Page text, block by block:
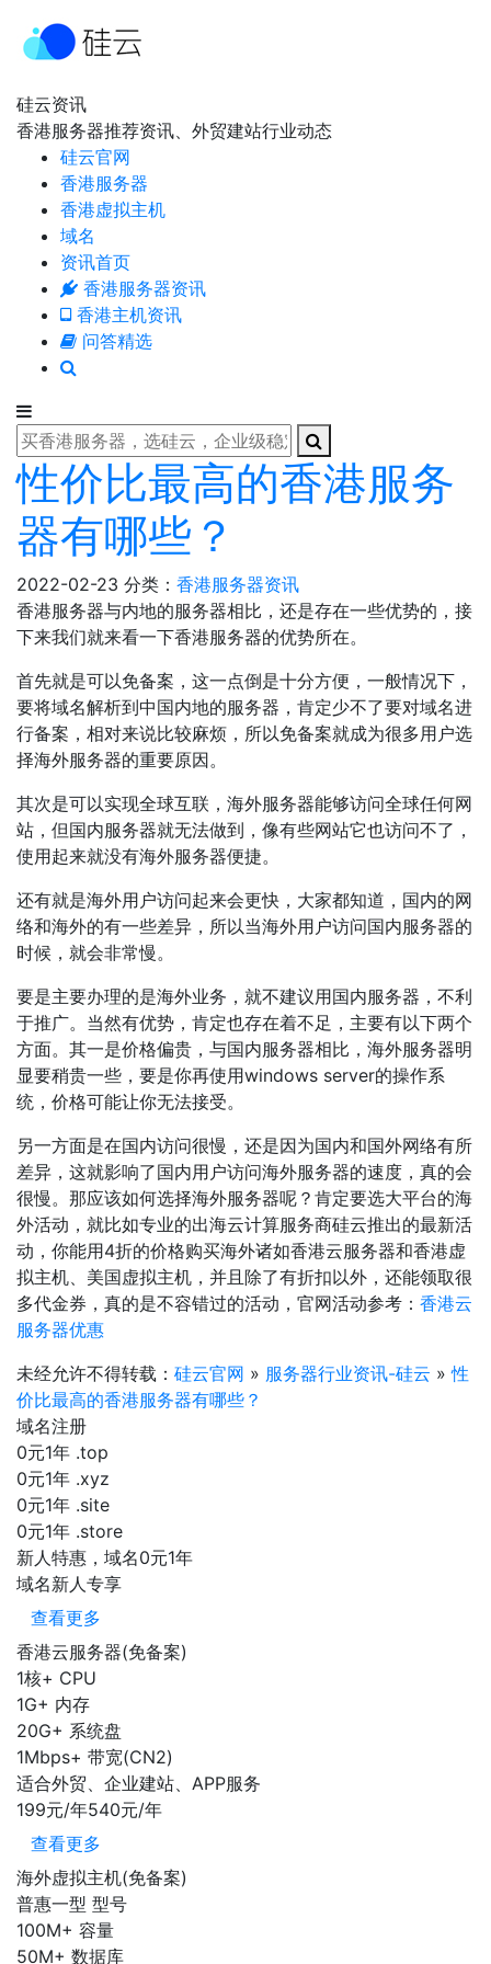
硅云资讯
香港服务器推荐资讯、外贸建站行业动态
硅云官网
香港服务器
香港虚拟主机
域名
资讯首页
香港服务器资讯
香港主机资讯
问答精选
性价比最高的香港服务
器有哪些？
2022-02-23 分类： 香港服务器资讯
香港服务器与内地的服务器相比，还是存在一些优势的，接
下来我们就来看一下香港服务器的优势所在。
首先就是可以免备案，这一点倒是十分方便，一般情况下，
要将域名解析到中国内地的服务器，肯定少不了要对域名进
行备案，相对来说比较麻烦，所以免备案就成为很多用户选
择海外服务器的重要原因。
其次是可以实现全球互联，海外服务器能够访问全球任何网
站，但国内服务器就无法做到，像有些网站它也访问不了，
使用起来就没有海外服务器便捷。
还有就是海外用户访问起来会更快，大家都知道，国内的网
络和海外的有一些差异，所以当海外用户访问国内服务器的
时候，就会非常慢。
要是主要办理的是海外业务，就不建议用国内服务器，不利
于推广。当然有优势，肯定也存在着不足，主要有以下两个
方面。其一是价格偏贵，与国内服务器相比，海外服务器明
显要稍贵一些，要是你再使用windows server的操作系
统，价格可能让你无法接受。
另一方面是在国内访问很慢，还是因为国内和国外网络有所
差异，这就影响了国内用户访问海外服务器的速度，真的会
很慢。那应该如何选择海外服务器呢？肯定要选大平台的海
外活动，就比如专业的出海云计算服务商硅云推出的最新活
动，你能用4折的价格购买海外诸如香港云服务器和香港虚
拟主机、美国虚拟主机，并且除了有折扣以外，还能领取很
多代金券，真的是不容错过的活动，官网活动参考： 香港云
服务器优惠
未经允许不得转载： 硅云官网 » 服务器行业资讯-硅云 »性
价比最高的香港服务器有哪些？
域名注册
0元1年 .top
0元1年 .xyz
0元1年 .site
0元1年 .store
新人特惠，域名0元1年
域名新人专享
查看更多
香港云服务器(免备案)
1核+ CPU
1G+ 内存
20G+ 系统盘
1Mbps+ 带宽(CN2)
适合外贸、企业建站、APP服务
199元/年540元/年
查看更多
海外虚拟主机(免备案)
普惠一型 型号
100M+ 容量
50M+ 数据库